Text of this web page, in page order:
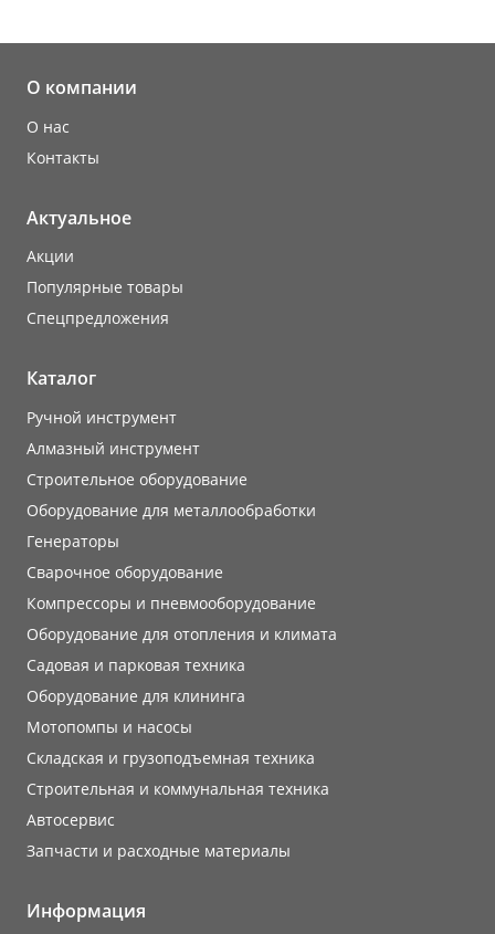
О компании
О нас
Контакты
Актуальное
Акции
Популярные товары
Cпецпредложения
Каталог
Ручной инструмент
Алмазный инструмент
Строительное оборудование
Оборудование для металлообработки
Генераторы
Сварочное оборудование
Компрессоры и пневмооборудование
Оборудование для отопления и климата
Садовая и парковая техника
Оборудование для клининга
Мотопомпы и насосы
Складская и грузоподъемная техника
Строительная и коммунальная техника
Автосервис
Запчасти и расходные материалы
Информация